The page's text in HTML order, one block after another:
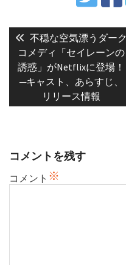
稿
ナ
ビ
ゲ
Previous
post:
不穏な空気漂うダーク
コメディ「セイレーンの
誘惑」がNetflixに登場！
─キャスト、あらすじ、
リリース情報
コメントを残す
コメント ※